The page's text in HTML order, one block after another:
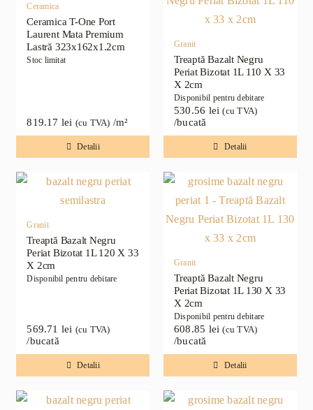
Ceramica
Ceramica T-One Port
Laurent Mata Premium
Lastră 323x162x1.2cm
Stoc limitat
819.17 lei (cu TVA) /m²
Detalii
Granit
Treaptă Bazalt Negru
Periat Bizotat 1L 110 X 33
X 2cm
Disponibil pentru debitare
530.56 lei (cu TVA)
/bucată
Detalii
Granit
Treaptă Bazalt Negru
Periat Bizotat 1L 120 X 33
X 2cm
Disponibil pentru debitare
569.71 lei (cu TVA)
/bucată
Detalii
Granit
Treaptă Bazalt Negru
Periat Bizotat 1L 130 X 33
X 2cm
Disponibil pentru debitare
608.85 lei (cu TVA)
/bucată
Detalii